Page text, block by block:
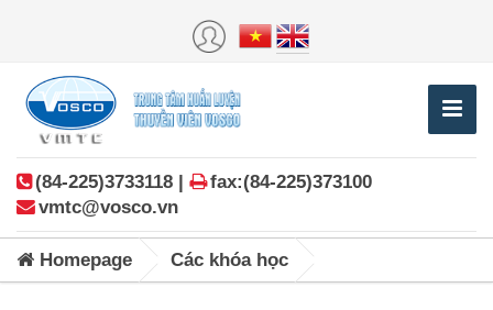
(84-225)3733118 |
fax:(84-225)373100
vmtc@vosco.vn
Homepage Các khóa học